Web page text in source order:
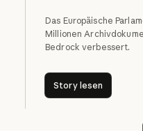
Das Europäische
Millionen
Bedrock verbessert.
Story lesen
Story lesen